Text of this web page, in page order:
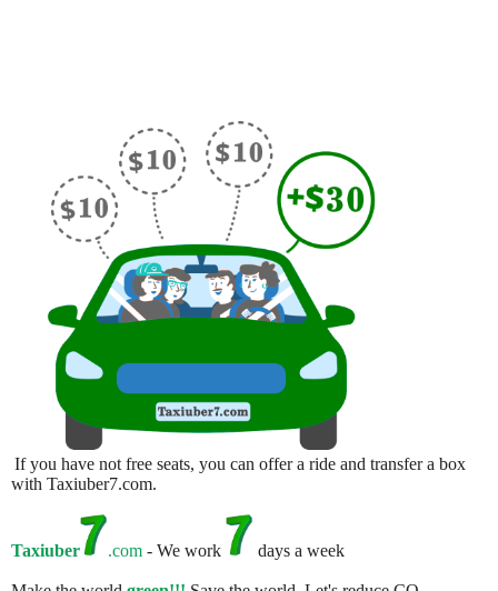
If you have not free seats, you can offer a ride and transfer a box
with Taxiuber7.com.
Taxiuber .com - We work days a week